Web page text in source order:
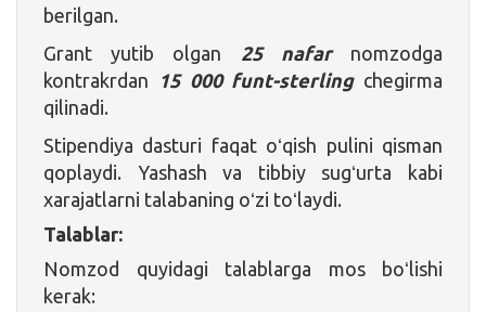
berilgan.
Grant yutib olgan 25 nafar nomzodga
kontrakrdan 15 000 funt-sterling chegirma
qilinadi.
Stipendiya dasturi faqat oʻqish pulini qisman
qoplaydi. Yashash va tibbiy sugʻurta kabi
xarajatlarni talabaning oʻzi toʻlaydi.
Talablar:
Nomzod quyidagi talablarga mos boʻlishi
kerak: